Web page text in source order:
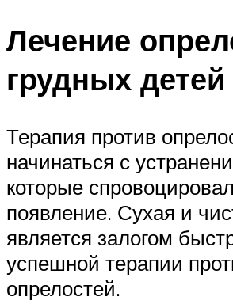
Лечение
грудных детей
Терапия против
начинаться с
которые
появление. Сухая и
является залогом
успешной терапии
опрелостей.